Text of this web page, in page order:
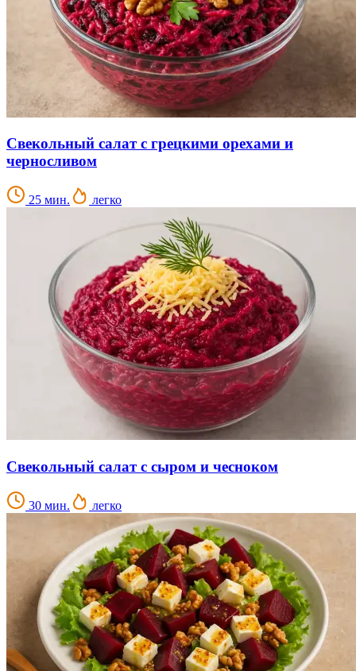
Свекольный салат с грецкими орехами и
черносливом
25 мин. легко
Свекольный салат с сыром и чесноком
30 мин. легко